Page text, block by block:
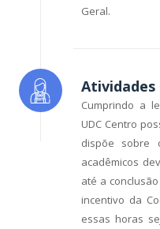
Geral.
Atividades
Cumprindo a
UDC Centro
dispõe
acadêmicos
até a
incentivo da
essas horas